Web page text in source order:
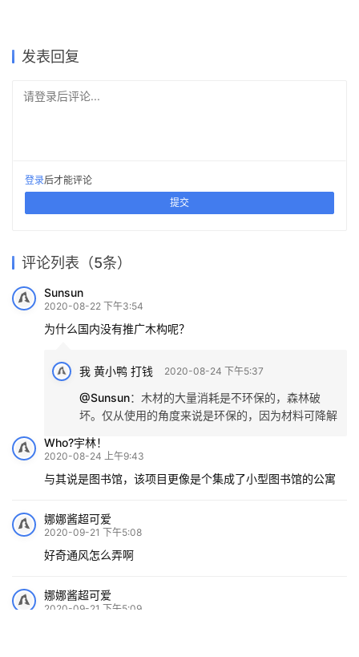
发表回复
请登录后评论...
登录后才能评论
提交
评论列表（5条）
Sunsun
2020-08-22 下午3:54
为什么国内没有推广木构呢？
我 黄小鸭 打钱 2020-08-24 下午5:37
@Sunsun： 木材的大量消耗是不环保的，森林破
坏。仅从使用的角度来说是环保的，因为材料可降解
Who?宇林！
2020-08-24 上午9:43
与其说是图书馆，该项目更像是个集成了小型图书馆的公寓
娜娜酱超可爱
2020-09-21 下午5:08
好奇通风怎么弄啊
娜娜酱超可爱
2020-09-21 下午5:09